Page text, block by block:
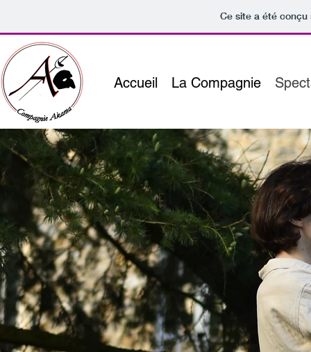
Ce site a été
Accueil La Compagnie